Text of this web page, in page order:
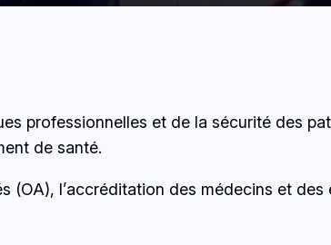
professionnelles et de la sécurité des
de santé.
(OA), l’accréditation des médecins et des